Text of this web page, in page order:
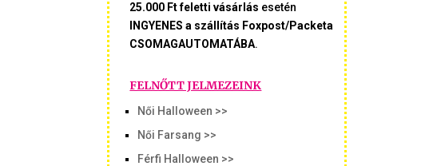
25.000 Ft feletti vásárlás esetén
INGYENES a szállítás Foxpost/Packeta
CSOMAGAUTOMATÁBA.
FELNŐTT JELMEZEINK
Női Halloween >>
Női Farsang >>
Férfi Halloween >>